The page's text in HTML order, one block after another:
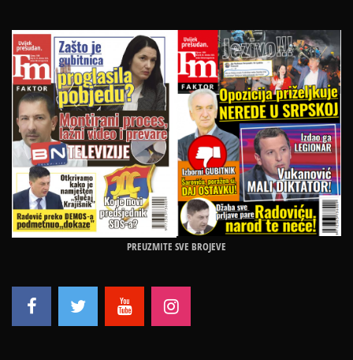
PREUZMITE SVE BROJEVE